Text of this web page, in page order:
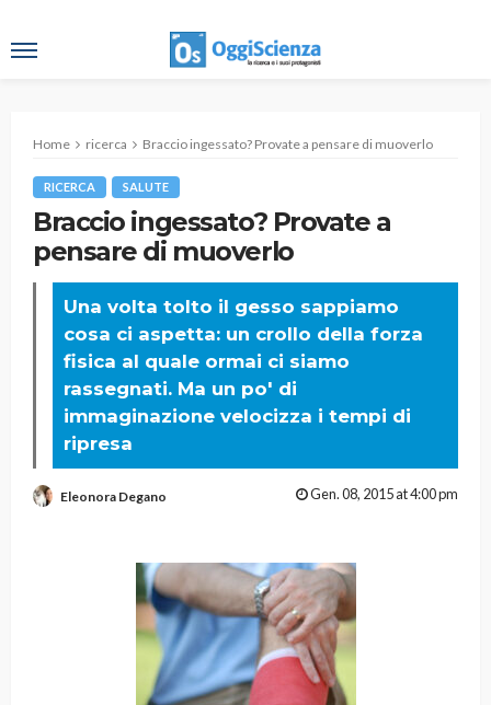
Home ricerca Braccio ingessato? Provate a pensare di muoverlo
RICERCA SALUTE
Braccio ingessato? Provate a
pensare di muoverlo
Una volta tolto il gesso sappiamo
cosa ci aspetta: un crollo della forza
fisica al quale ormai ci siamo
rassegnati. Ma un po' di
immaginazione velocizza i tempi di
ripresa
Eleonora Degano Gen. 08, 2015 at 4:00 pm